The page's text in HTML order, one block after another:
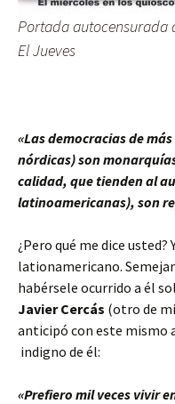
Portada autocensurada
El Jueves
«Las democracias de
nórdicas) son
calidad, que tienden al
latinoamericanas), son
¿Pero qué me dice usted?
lationamericano.
habérsele ocurrido a él
Javier Cercás (otro de
anticipó con este
indigno de él:
«Prefiero mil veces vivir